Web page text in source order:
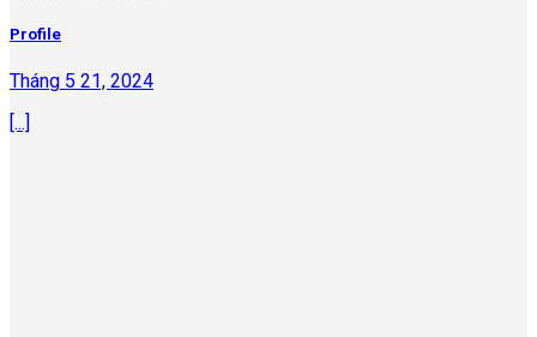
Profile
Tháng 5 21, 2024
[...]